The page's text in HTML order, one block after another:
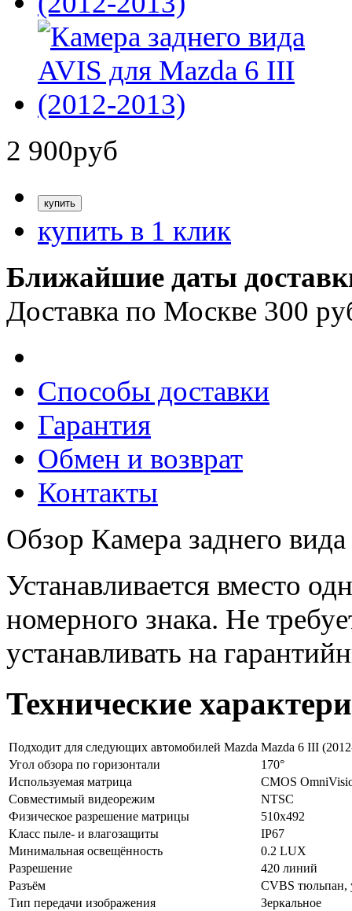
2 900руб
купить в 1 клик
Ближайшие даты
Доставка по Москве 300
Способы доставки
Гарантия
Обмен и возврат
Контакты
Обзор Камера заднего
Устанавливается вместо
номерного знака. Не
устанавливать на
Технические
Подходит для следующих автомобилей Mazda Mazda 6 III
Угол обзора по горизонтали
170°
Используемая матрица
CMOS
Совместимый видеорежим
NTSC
Физическое разрешение матрицы
510х492
Класс пыле- и влагозащиты
IP67
Минимальная освещённость
0.2 LUX
Разрешение
420 линий
Разъём
CVBS тюльпан,
Тип передачи изображения
Зеркальное